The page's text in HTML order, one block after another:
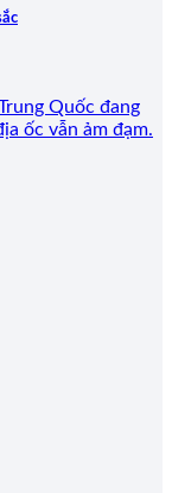
Quốc đang
ốc vẫn ảm đạm.